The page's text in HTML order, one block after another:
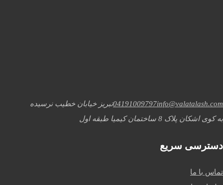
04191009797info@valatalash.com
تبریز خیابان خطیب نرسیده
به کوی اشکان پلاک 8 ساختمان کیمیا طبقه اول
دسترسی سریع
تماس با ما